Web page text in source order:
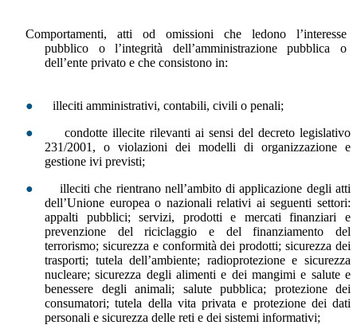
Comportamenti, atti od omissioni che ledono l’interesse
pubblico o l’integrità dell’amministrazione pubblica o
dell’ente privato e che consistono in:
●
illeciti amministrativi, contabili, civili o penali;
●
condotte illecite rilevanti ai sensi del decreto legislativo
231/2001, o violazioni dei modelli di organizzazione e
gestione ivi previsti;
●
illeciti che rientrano nell’ambito di applicazione degli atti
dell’Unione europea o nazionali relativi ai seguenti settori:
appalti pubblici; servizi, prodotti e mercati finanziari e
prevenzione del riciclaggio e del finanziamento del
terrorismo; sicurezza e conformità dei prodotti; sicurezza dei
trasporti; tutela dell’ambiente; radioprotezione e sicurezza
nucleare; sicurezza degli alimenti e dei mangimi e salute e
benessere degli animali; salute pubblica; protezione dei
consumatori; tutela della vita privata e protezione dei dati
personali e sicurezza delle reti e dei sistemi informativi;